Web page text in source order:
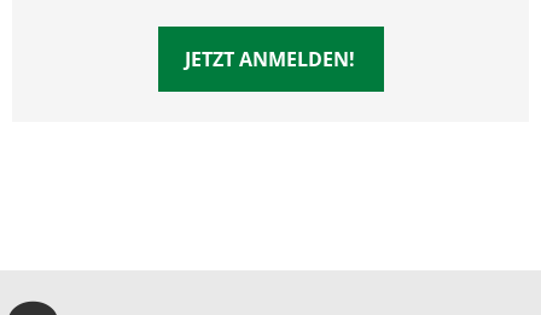
JETZT ANMELDEN!